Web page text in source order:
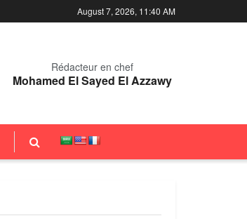
August 7, 2026, 11:40 AM
Rédacteur en chef
Mohamed El Sayed El Azzawy